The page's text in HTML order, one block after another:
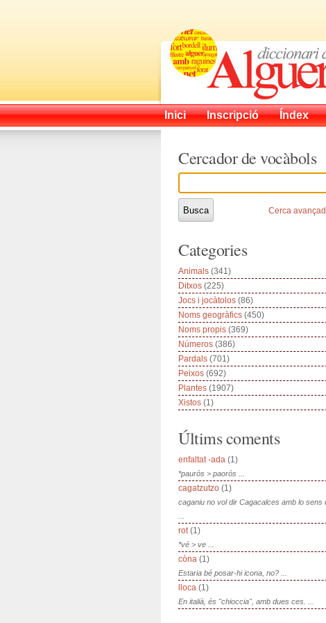
Inici Inscripció Índex
Cercador de vocàbols
Cerca
Categories
Animals (341)
Ditxos (225)
Jocs i jocàtolos (86)
Noms geogràfics (450)
Noms propis (369)
Números (386)
Pardals (701)
Peixos (692)
Plantes (1907)
Xistos (1)
Últims coments
enfaltat -ada (1)
*paurós > paorós ...
cagatzutzo (1)
caganiu no vol dir Cagacalces amb lo sens
rot(1)
*vé > ve ...
còna (1)
Estaria bé posar-hi icona, no? ...
lloca (1)
En italià, és "chioccia", amb dues ces. ...